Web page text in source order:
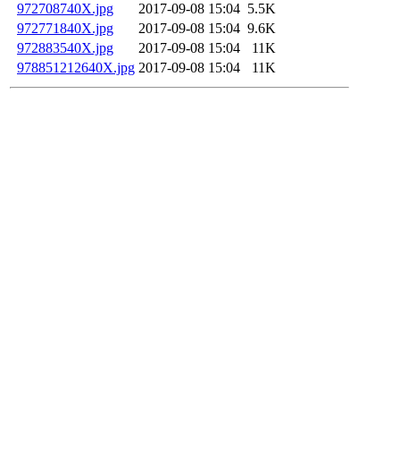
972708740X.jpg
2017-09-08 15:04 5.5K
972771840X.jpg
2017-09-08 15:04 9.6K
972883540X.jpg
2017-09-08 15:04
11K
978851212640X.jpg 2017-09-08 15:04 11K